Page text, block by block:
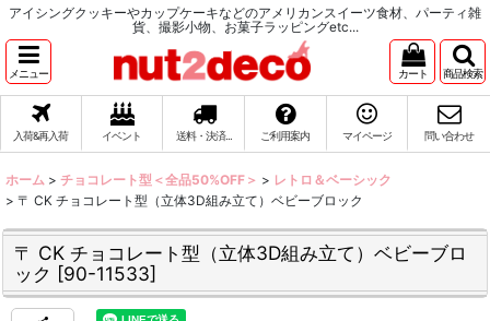
アイシングクッキーやカップケーキなどのアメリカンスイーツ食材、パーティ雑
貨、撮影小物、お菓子ラッピングetc...
メニュー カート 商品検索
入荷&再入荷 イベント 送料・決済... ご利用案内 マイページ 問い合わせ
ホーム > チョコレート型＜全品50%OFF＞ > レトロ＆ベーシック
> 〒 CK チョコレート型（立体3D組み立て）ベビーブロック
〒 CK チョコレート型（立体3D組み立て）ベビーブロ
ック [90-11533]